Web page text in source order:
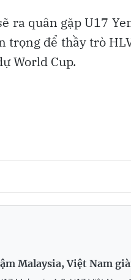
ra quân gặp U17
trọng để thầy trò
World Cup.
Malaysia, Việt Nam